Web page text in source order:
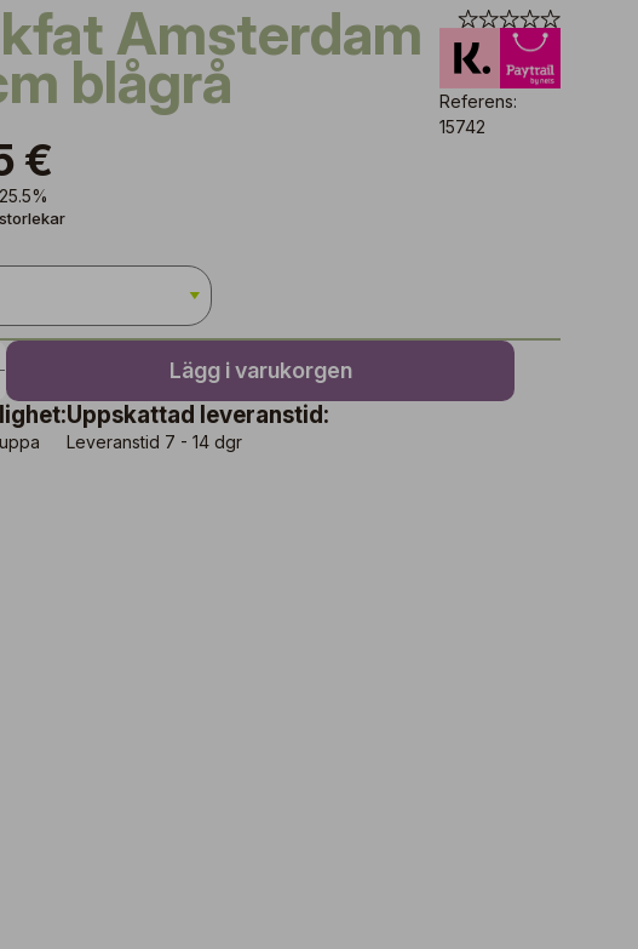
blågrå
€
Referens:
15742
Lägg i varukorgen
Uppskattad leveranstid:
Leveranstid 7 - 14 dgr